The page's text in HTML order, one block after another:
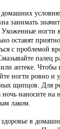
занимать
ногти
оставят
с проблемой
палец
аптеке. Чтобы
ногти ровно и
щипцов. Для
ночь наносите
лаком.
в